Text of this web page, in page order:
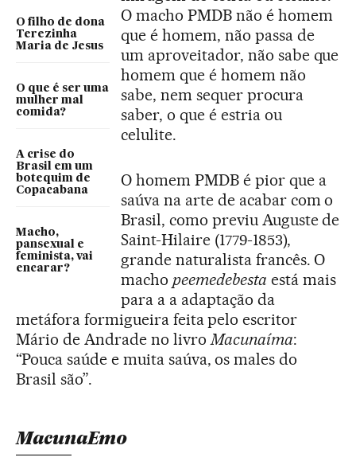
O filho de dona
Terezinha
Maria de Jesus
O que é ser uma
mulher mal
comida?
A crise do
Brasil em um
botequim de
Copacabana
Macho,
pansexual e
feminista, vai
encarar?
O macho PMDB não é homem
que é homem, não passa de
um aproveitador, não sabe que
homem que é homem não
sabe, nem sequer procura
saber, o que é estria ou
celulite.
O homem PMDB é pior que a
saúva na arte de acabar com o
Brasil, como previu Auguste de
Saint-Hilaire (1779-1853),
grande naturalista francês. O
macho peemedebesta está mais
para a a adaptação da
metáfora formigueira feita pelo escritor
Mário de Andrade no livroMacunaíma:
“Pouca saúde e muita saúva, os males do
Brasil são”.
MacunaEmo